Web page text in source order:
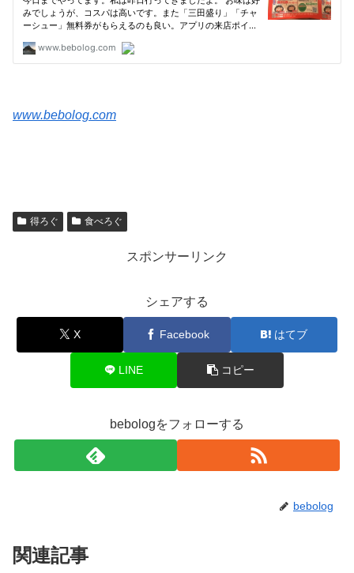
www.bebolog.com
得ろぐ 食べろぐ
スポンサーリンク
シェアする
X Facebook はてブ
LINE コピー
bebologをフォローする
bebolog
関連記事